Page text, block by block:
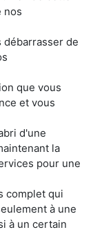
nos
de
que vous
et vous
d'une
la
pour une
complet qui
à une
à un certain